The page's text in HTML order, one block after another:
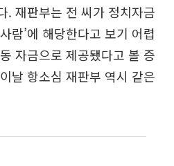
. 재판부는 전 씨가 정치자금
람’에 해당한다고 보기 어렵
자금으로 제공됐다고 볼 증
날 항소심 재판부 역시 같은